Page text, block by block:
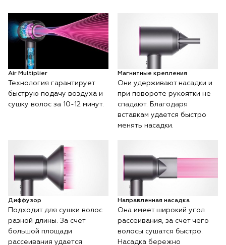
Air Multiplier
Технология гарантирует
быструю подачу воздуха и
сушку волос за 10-12 минут.
Магнитные крепления
Они удерживают насадки и
при повороте рукоятки не
спадают. Благодаря
вставкам удается быстро
менять насадки.
Диффузор
Подходит для сушки волос
разной длины. За счет
большой площади
рассеивания удается
Направленная насадка
Она имеет широкий угол
рассеивания, за счет чего
волосы сушатся быстро.
Насадка бережно